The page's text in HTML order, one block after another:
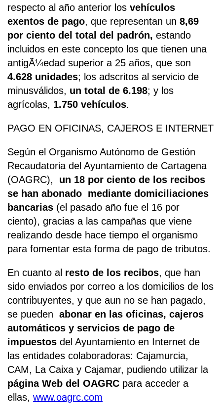
respecto al año anterior los vehículos
exentos de pago, que representan un 8,69
por ciento del total del padrón, estando
incluidos en este concepto los que tienen una
antigÃ¼edad superior a 25 años, que son
4.628 unidades; los adscritos al servicio de
minusválidos, un total de 6.198; y los
agrícolas, 1.750 vehículos.
PAGO EN OFICINAS, CAJEROS E INTERNET
Según el Organismo Autónomo de Gestión
Recaudatoria del Ayuntamiento de Cartagena
(OAGRC),
un 18 por ciento de los recibos
se han abonado mediante domiciliaciones
bancarias (el pasado año fue el 16 por
ciento), gracias a las campañas que viene
realizando desde hace tiempo el organismo
para fomentar esta forma de pago de tributos.
En cuanto al resto de los recibos, que han
sido enviados por correo a los domicilios de los
contribuyentes, y que aun no se han pagado,
se pueden abonar en las oficinas, cajeros
automáticos y servicios de pago de
impuestos del Ayuntamiento en Internet de
las entidades colaboradoras: Cajamurcia,
CAM, La Caixa y Cajamar, pudiendo utilizar la
página Web del OAGRC para acceder a
ellas, www.oagrc.com